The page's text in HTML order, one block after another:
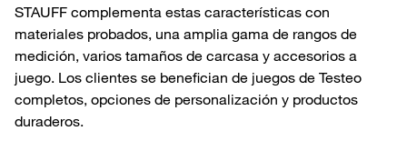
STAUFF complementa estas características con
materiales probados, una amplia gama de rangos de
medición, varios tamaños de carcasa y accesorios a
juego. Los clientes se benefician de juegos de Testeo
completos, opciones de personalización y productos
duraderos.